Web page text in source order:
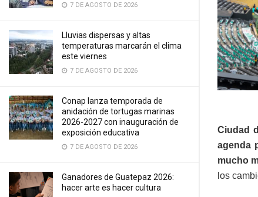
7 DE AGOSTO DE 2026
Lluvias dispersas y altas
temperaturas marcarán el clima
este viernes
7 DE AGOSTO DE 2026
Conap lanza temporada de
anidación de tortugas marinas
2026-2027 con inauguración de
exposición educativa
7 DE AGOSTO DE 2026
Ganadores de Guatepaz 2026:
hacer arte es hacer cultura
Ciudad
agenda
mucho
los